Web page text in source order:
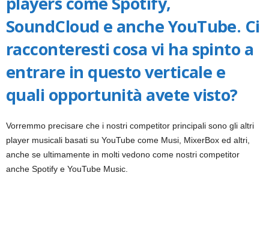
SoundCloud e anche YouTube. Ci
racconteresti cosa vi ha spinto a
entrare in questo verticale e
quali opportunità avete visto?
Vorremmo precisare che i nostri competitor principali sono gli altri
player musicali basati su YouTube come Musi, MixerBox ed altri,
anche se ultimamente in molti vedono come nostri competitor
anche Spotify e YouTube Music.